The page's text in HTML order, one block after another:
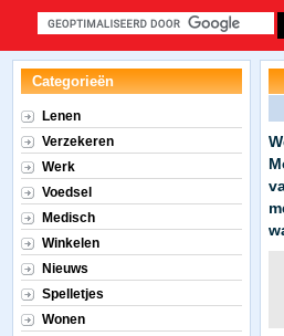
Categorieën
Lenen
Verzekeren
Werk
Voedsel
Medisch
Winkelen
Nieuws
Spelletjes
Wonen